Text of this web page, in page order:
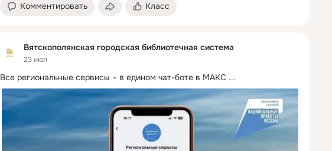
Комментировать Класс
Вятскополянская городская библиотечная система
23 июл
Все региональные сервисы – в едином чат-боте в МАКС ...